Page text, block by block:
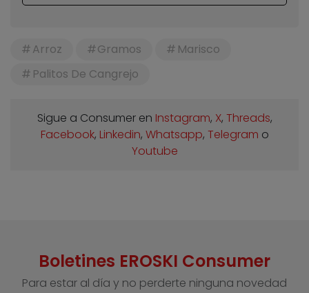
Arroz Gramos
Marisco
Palitos De Cangrejo
Sigue a Consumer en Instagram, X, Threads,
Facebook, Linkedin, Whatsapp, Telegram o
Youtube
Boletines EROSKI Consumer
Para estar al día y no perderte ninguna novedad